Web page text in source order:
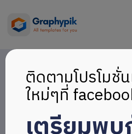
ติดตามโปรโมชั่
ใหม่ๆที่